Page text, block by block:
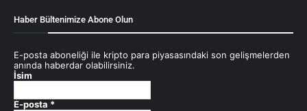
Haber Bültenimize Abone Olun
E-posta aboneliği ile kripto para piyasasındaki son gelişmelerden
anında haberdar olabilirsiniz.
İsim
E-posta *